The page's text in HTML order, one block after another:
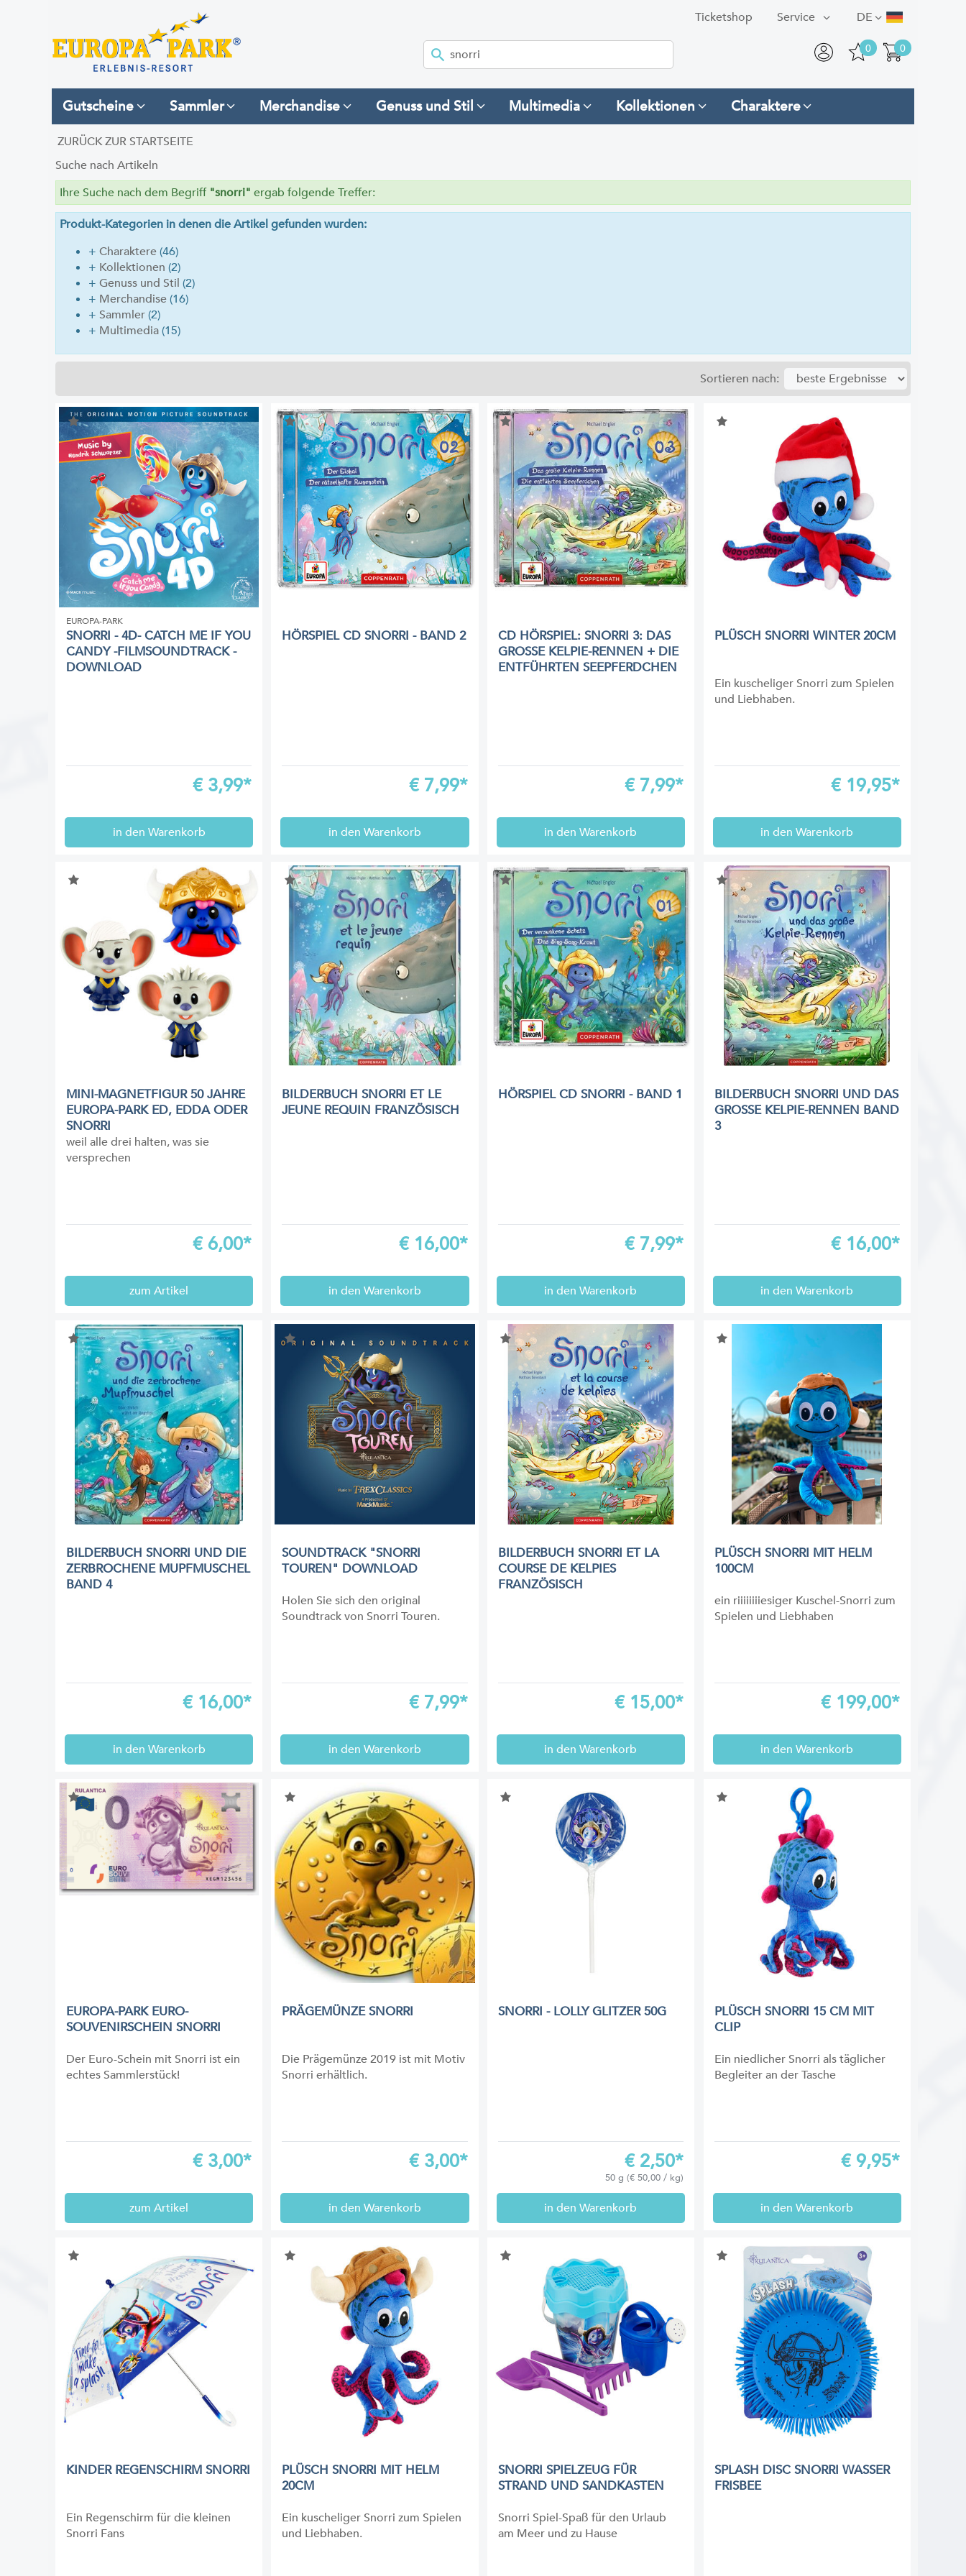
DE
Service
Ticketshop
0
0
Gutscheine Sammler Merchandise Genuss und Stil Multimedia Kollektionen Charaktere
ZURÜCK ZUR STARTSEITE
Suche nach Artikeln
Ihre Suche nach dem Begriff "snorri" ergab folgende Treffer:
Produkt-Kategorien in denen die Artikel gefunden wurden:
+ Charaktere(46)
+ Kollektionen (2)
+ Genuss und Stil (2)
+ Merchandise(16)
+ Sammler(2)
+ Multimedia(15)
Sortieren nach:
EUROPA-PARK
SNORRI - 4D- CATCH ME IF YOU
CANDY -FILMSOUNDTRACK -
DOWNLOAD
€ 3,99*
in den Warenkorb
HÖRSPIEL CD SNORRI - BAND 2
€ 7,99*
in den Warenkorb
CD HÖRSPIEL: SNORRI 3: DAS
GROSSE KELPIE-RENNEN + DIE
ENTFÜHRTEN SEEPFERDCHEN
€ 7,99*
in den Warenkorb
PLÜSCH SNORRI WINTER 20CM
Ein kuscheliger Snorri zum Spielen
und Liebhaben.
€ 19,95*
in den Warenkorb
MINI-MAGNETFIGUR 50 JAHRE
EUROPA-PARK ED, EDDA ODER
SNORRI
weil alle drei halten, was sie
versprechen
€ 6,00*
zum Artikel
BILDERBUCH SNORRI ET LE
JEUNE REQUIN FRANZÖSISCH
€ 16,00*
in den Warenkorb
HÖRSPIEL CD SNORRI - BAND 1
€ 7,99*
in den Warenkorb
BILDERBUCH SNORRI UND DAS
GROSSE KELPIE-RENNEN BAND 3
€ 16,00*
in den Warenkorb
BILDERBUCH SNORRI UND DIE
ZERBROCHENE MUPFMUSCHEL
BAND 4
€ 16,00*
in den Warenkorb
SOUNDTRACK "SNORRI
TOUREN" DOWNLOAD
Holen Sie sich den original
Soundtrack von Snorri Touren.
€ 7,99*
in den Warenkorb
BILDERBUCH SNORRI ET LA
COURSE DE KELPIES
FRANZÖSISCH
€ 15,00*
in den Warenkorb
PLÜSCH SNORRI MIT HELM
100CM
ein riiiiiiiiesiger Kuschel-Snorri zum
Spielen und Liebhaben
€ 199,00*
in den Warenkorb
EUROPA-PARK EURO-
SOUVENIRSCHEIN SNORRI
Der Euro-Schein mit Snorri ist ein
echtes Sammlerstück!
€ 3,00*
zum Artikel
PRÄGEMÜNZE SNORRI
Die Prägemünze 2019 ist mit Motiv
Snorri erhältlich.
€ 3,00*
in den Warenkorb
SNORRI - LOLLY GLITZER 50G
€ 2,50*
50 g (€ 50,00 / kg)
in den Warenkorb
PLÜSCH SNORRI 15 CM MIT
CLIP
Ein niedlicher Snorri als täglicher
Begleiter an der Tasche
€ 9,95*
in den Warenkorb
KINDER REGENSCHIRM SNORRI
Ein Regenschirm für die kleinen
Snorri Fans
PLÜSCH SNORRI MIT HELM
20CM
Ein kuscheliger Snorri zum Spielen
und Liebhaben.
SNORRI SPIELZEUG FÜR
STRAND UND SANDKASTEN
Snorri Spiel-Spaß für den Urlaub
am Meer und zu Hause
SPLASH DISC SNORRI WASSER
FRISBEE